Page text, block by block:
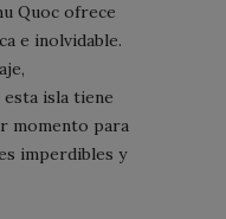
Quoc ofrece
e inolvidable.
isla tiene
momento para
imperdibles y